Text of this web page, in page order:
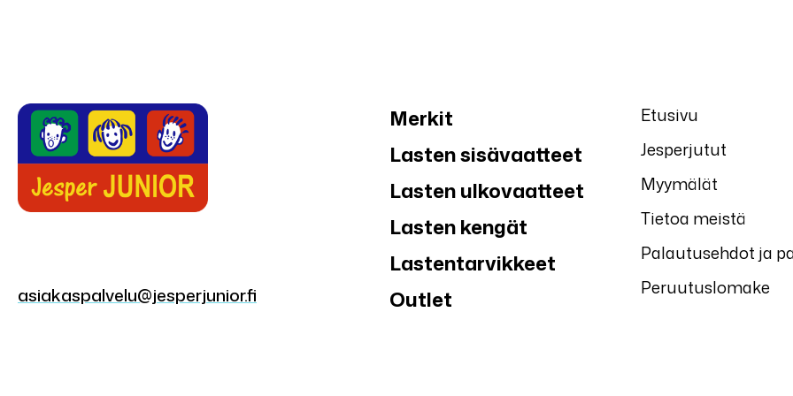
asiakaspalvelu@jesperjunior.fi
Merkit
Lasten sisävaatteet
Lasten ulkovaatteet
Lasten kengät
Lastentarvikkeet
Outlet
Etusivu
Jesperjutut
Myymälät
Tietoa meistä
Palautusehdot ja
Peruutuslomake